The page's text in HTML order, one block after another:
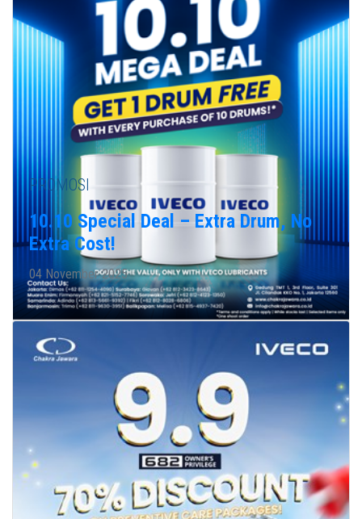
PROMOSI
10.10 Special Deal – Extra Drum, No
Extra Cost!
04 November 2025